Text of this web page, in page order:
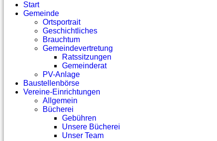
Start
Gemeinde
Ortsportrait
Geschichtliches
Brauchtum
Gemeindevertretung
Ratssitzungen
Gemeinderat
PV-Anlage
Baustellenbörse
Vereine-Einrichtungen
Allgemein
Bücherei
Gebühren
Unsere Bücherei
Unser Team